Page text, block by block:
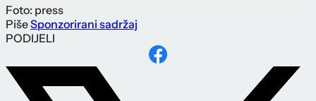
Foto: press
PišeSponzorirani sadržaj
PODIJELI